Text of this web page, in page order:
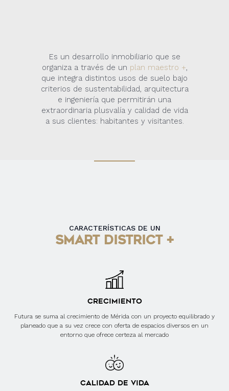
Es un desarrollo inmobiliario que se
organiza a través de un plan maestro +,
que integra distintos usos de suelo bajo
criterios de sustentabilidad, arquitectura
e ingeniería que permitirán una
extraordinaria plusvalía y calidad de vida
a sus clientes: habitantes y visitantes.
CARACTERÍSTICAS DE UN
SMART DISTRICT +
CRECIMIENTO
Futura se suma al crecimiento de Mérida con un proyecto equilibrado y
planeado que a su vez crece con oferta de espacios diversos en un
entorno que ofrece certeza al mercado
CALIDAD DE VIDA